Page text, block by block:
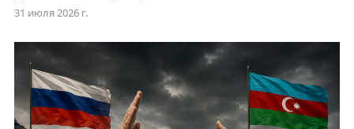
31 июля 2026 г.